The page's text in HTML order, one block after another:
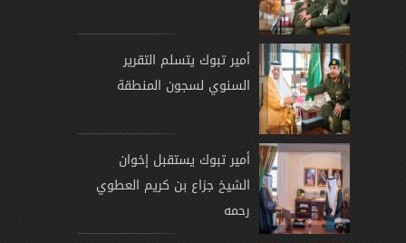
أمير تبوك يتسلم التقرير
السنوي لسجون المنطقة
أمير تبوك يستقبل إخوان
الشيخ جزاع بن كريم العطوي
رحمه